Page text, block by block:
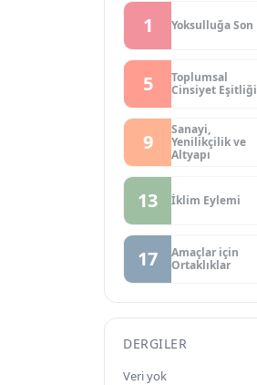
1 Yoksulluğa Son
5
Toplumsal
Cinsiyet Eşitliği
9
Sanayi,
Yenilikçilik ve
Altyapı
13 İklim Eylemi
17
Amaçlar için
Ortaklıklar
DERGILER
Veri yok